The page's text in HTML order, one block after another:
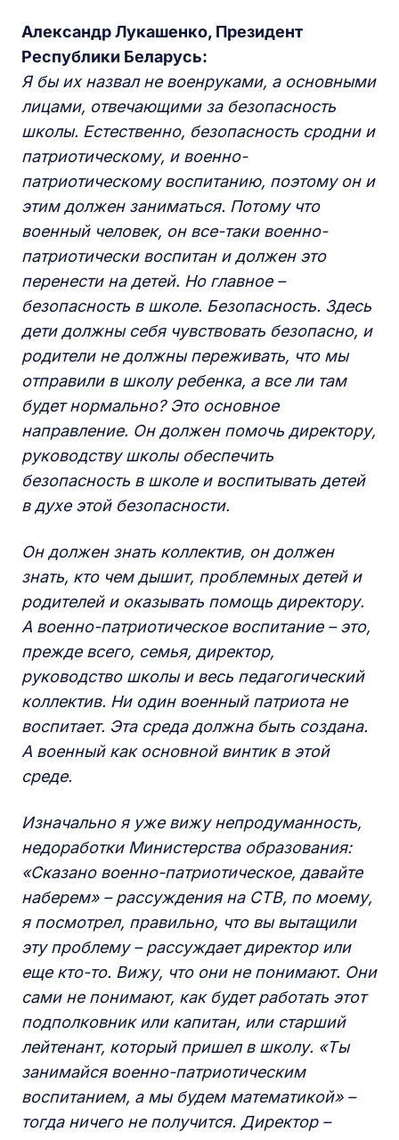
Александр Лукашенко, Президент
Республики Беларусь:
Я бы их назвал не военруками, а основными
лицами, отвечающими за безопасность
школы. Естественно, безопасность сродни и
патриотическому, и военно-
патриотическому воспитанию, поэтому он и
этим должен заниматься. Потому что
военный человек, он все-таки военно-
патриотически воспитан и должен это
перенести на детей. Но главное –
безопасность в школе. Безопасность. Здесь
дети должны себя чувствовать безопасно, и
родители не должны переживать, что мы
отправили в школу ребенка, а все ли там
будет нормально? Это основное
направление. Он должен помочь директору,
руководству школы обеспечить
безопасность в школе и воспитывать детей
в духе этой безопасности.
Он должен знать коллектив, он должен
знать, кто чем дышит, проблемных детей и
родителей и оказывать помощь директору.
А военно-патриотическое воспитание – это,
прежде всего, семья, директор,
руководство школы и весь педагогический
коллектив. Ни один военный патриота не
воспитает. Эта среда должна быть создана.
А военный как основной винтик в этой
среде.
Изначально я уже вижу непродуманность,
недоработки Министерства образования:
«Сказано военно-патриотическое, давайте
наберем» – рассуждения на СТВ, по моему,
я посмотрел, правильно, что вы вытащили
эту проблему – рассуждает директор или
еще кто-то. Вижу, что они не понимают. Они
сами не понимают, как будет работать этот
подполковник или капитан, или старший
лейтенант, который пришел в школу. «Ты
занимайся военно-патриотическим
воспитанием, а мы будем математикой» –
тогда ничего не получится. Директор –